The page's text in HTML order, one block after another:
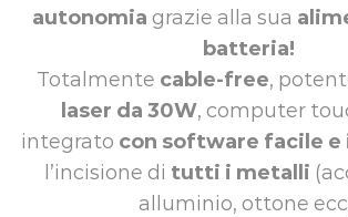
autonomia grazie alla sua
batteria!
Totalmente cable-free,
laser da 30W, computer
integrato con software facile
l’incisione di tutti i metalli
alluminio, ottone